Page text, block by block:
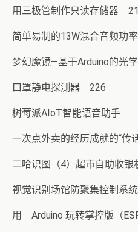
用三极管制作只读存储器
简单易制的13W混合音频功
梦幻魔镜—基于Arduino的光
口罩静电探测器 226
树莓派AIoT智能语音助手
一次点外卖的经历成就的“
二哈识图（4）超市自助收
视觉识别场馆防聚集控制系
用 Arduino 玩转掌控版（